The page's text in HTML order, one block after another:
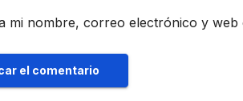
mi nombre, correo electrónico y